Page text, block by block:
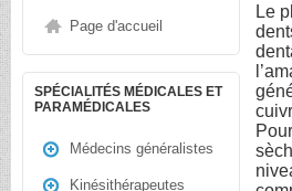
Page d'accueil
SPÉCIALITÉS MÉDICALES ET
PARAMÉDICALES
Médecins généralistes
Kinésithérapeutes
Le